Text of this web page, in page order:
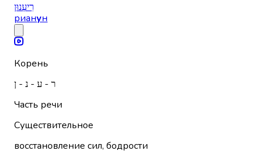
רִיעְנוּן
рианун
Корень
ר - ע - נ - ן
Часть речи
Существительное
восстановление сил, бодрости